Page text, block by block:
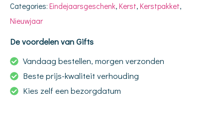
Categories: Eindejaarsgeschenk, Kerst, Kerstpakket,
Nieuwjaar
De voordelen van Gifts
Vandaag bestellen, morgen verzonden
Beste prijs-kwaliteit verhouding
Kies zelf een bezorgdatum